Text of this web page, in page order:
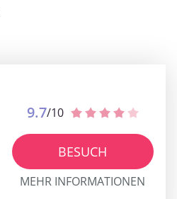
9.7/10
BESUCH
MEHR INFORMATIONEN